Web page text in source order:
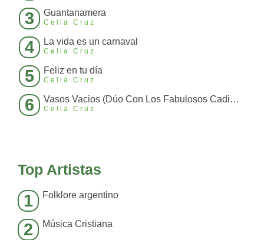
3 Guantanamera
Celia Cruz
4 La vida es un carnaval
Celia Cruz
5 Feliz en tu día
Celia Cruz
6 Vasos Vacios (Dúo Con Los Fabulosos Cadillacs)
Celia Cruz
Top Artistas
1 Folklore argentino
2 Música Cristiana